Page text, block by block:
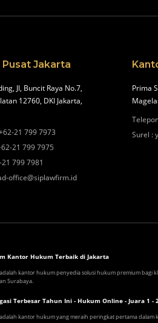
Pusat Jakarta
Jl, Buncit Raya No.7,
12760, DKI Jakarta,
21 799 7973
21 799 7975
799 7981
office@siplawfirm.id
Prima
Surel :
Kantor Hukum Terbaik di Jakarta
adalah kantor hukum penyedia solusi hukum premium
Surabaya.
Terbesar Tahun Ini - Hukum Online - Juara 1 -
kantor hukum yang meraih peringkat pertama dalam